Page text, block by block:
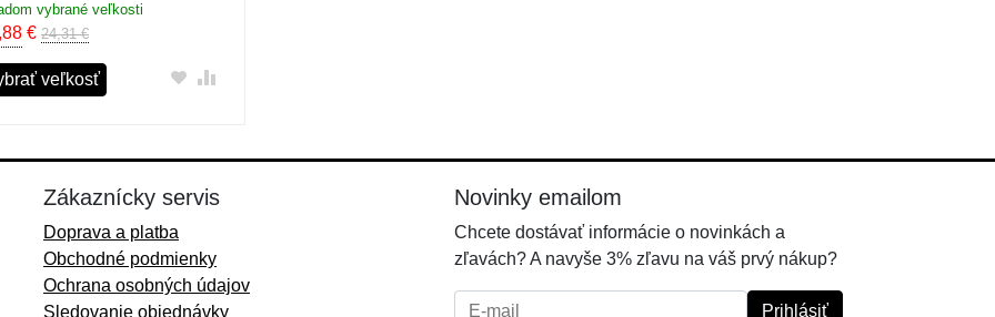
vybrané veľkosti
€ 24,31 €
veľkosť
Zákaznícky servis
Doprava a platba
Obchodné podmienky
Ochrana osobných údajov
Sledovanie objednávky
Novinky emailom
Chcete dostávať informácie o novinkách a
zľavách? A navyše 3% zľavu na váš prvý nákup?
E-mail: Prihlásiť